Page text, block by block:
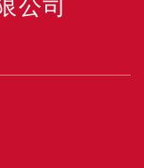
公司